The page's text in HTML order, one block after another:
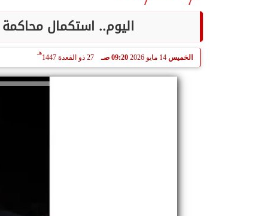
اليوم.. استكمال
الخميس 14 مايو 2026 09:20 صـ 27 ذو القعدة 1447
هـ